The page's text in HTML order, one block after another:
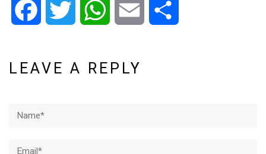
Facebook Twitter WhatsApp Email
LEAVE A REPLY